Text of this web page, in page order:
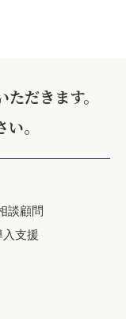
だきます。
。
談顧問
入支援